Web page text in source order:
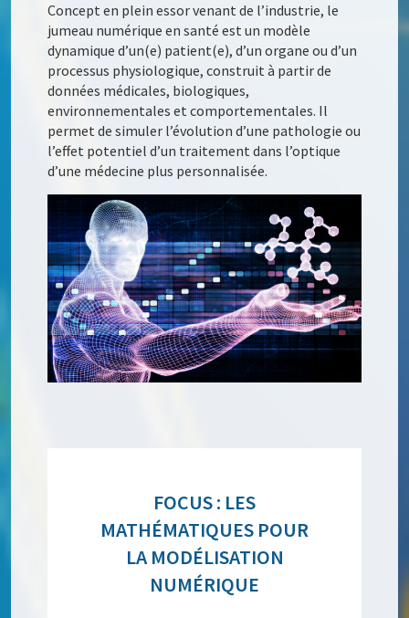
Concept en plein essor venant de l’industrie, le
jumeau numérique en santé est un modèle
dynamique d’un(e) patient(e), d’un organe ou d’un
processus physiologique, construit à partir de
données médicales, biologiques,
environnementales et comportementales. Il
permet de simuler l’évolution d’une pathologie ou
l’effet potentiel d’un traitement dans l’optique
d’une médecine plus personnalisée.
FOCUS : LES
MATHÉMATIQUES POUR
LA MODÉLISATION
NUMÉRIQUE